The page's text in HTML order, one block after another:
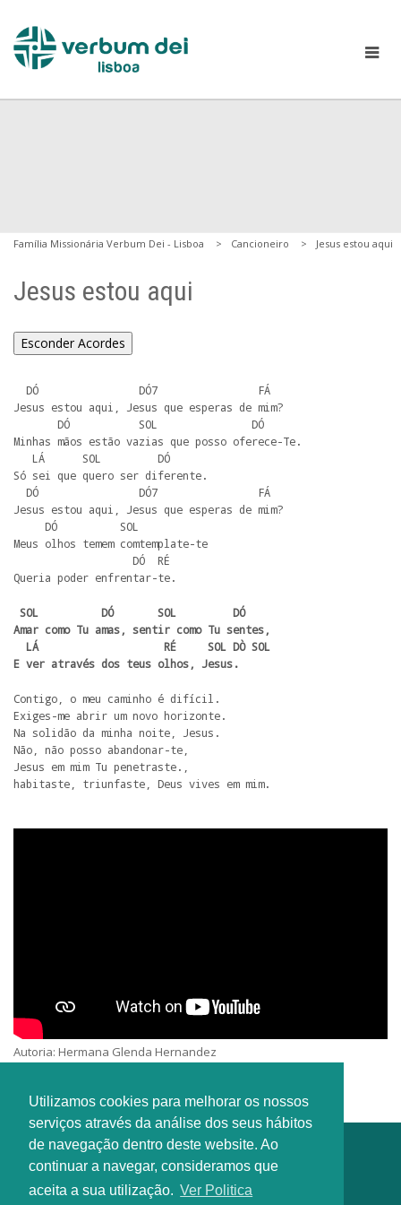
Utilizamos cookies para melhorar os nossos
serviços através da análise dos seus hábitos
de navegação dentro deste website. Ao
continuar a navegar, consideramos que
aceita a sua utilização. Ver Politica
Família Missionária Verbum Dei - Lisboa Cancioneiro Jesus estou aqui
Jesus estou aqui
Esconder Acordes
Jesus estou aqui, Jesus que esperas de mim?
Minhas mãos estão vazias que posso oferece-Te.
Só sei que quero ser diferente.
Jesus estou aqui, Jesus que esperas de mim?
Meus olhos temem comtemplate-te
Queria poder enfrentar-te.
Amar como Tu amas, sentir como Tu sentes,
E ver através dos teus olhos, Jesus.
Contigo, o meu caminho é difícil.
Exiges-me abrir um novo horizonte.
Na solidão da minha noite, Jesus.
Não, não posso abandonar-te,
Jesus em mim Tu penetraste.,
habitaste, triunfaste, Deus vives em mim.
Autoria: Hermana Glenda Hernandez